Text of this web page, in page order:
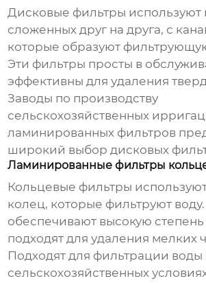
Дисковые фильтры используют
сложенных друг на друга, с
которые образуют
Эти фильтры просты в
эффективны для удаления
Заводы по производству
сельскохозяйственных
ламинированных фильтров
широкий выбор дисковых
Ламинированные фильтры
Кольцевые фильтры
колец, которые фильтруют
обеспечивают высокую
подходят для удаления мелких
Подходят для фильтрации воды
сельскохозяйственных